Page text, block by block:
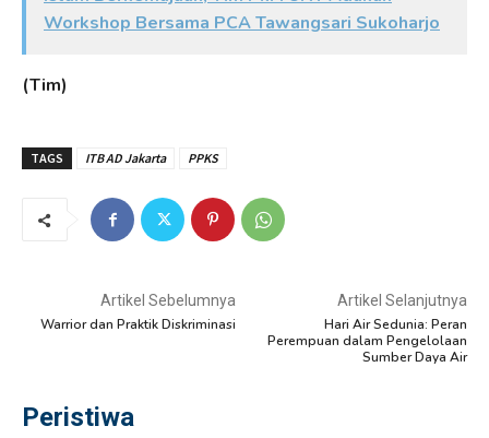
Workshop Bersama PCA Tawangsari Sukoharjo
(Tim)
TAGS ITB AD Jakarta PPKS
Artikel Sebelumnya
Warrior dan Praktik Diskriminasi
Artikel Selanjutnya
Hari Air Sedunia: Peran
Perempuan dalam Pengelolaan
Sumber Daya Air
Peristiwa